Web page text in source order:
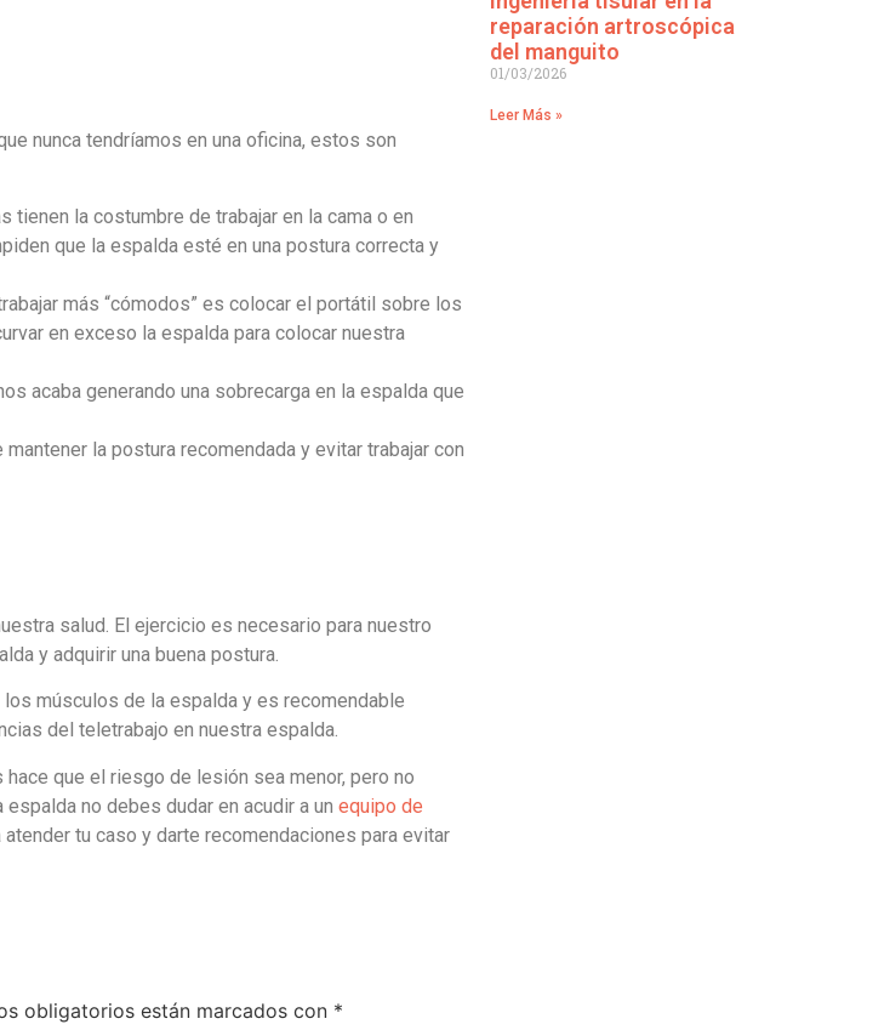
nunca tendríamos en una oficina, estos son
tienen la costumbre de trabajar en la cama o en
que la espalda esté en una postura correcta y
más “cómodos” es colocar el portátil sobre los
en exceso la espalda para colocar nuestra
acaba generando una sobrecarga en la espalda que
la postura recomendada y evitar trabajar con
salud. El ejercicio es necesario para nuestro
y adquirir una buena postura.
músculos de la espalda y es recomendable
del teletrabajo en nuestra espalda.
que el riesgo de lesión sea menor, pero no
no debes dudar en acudir a un equipo de
atender tu caso y darte recomendaciones para evitar
obligatorios están marcados con *
reparación artroscópica
del manguito
01/03/2026
Leer Más »